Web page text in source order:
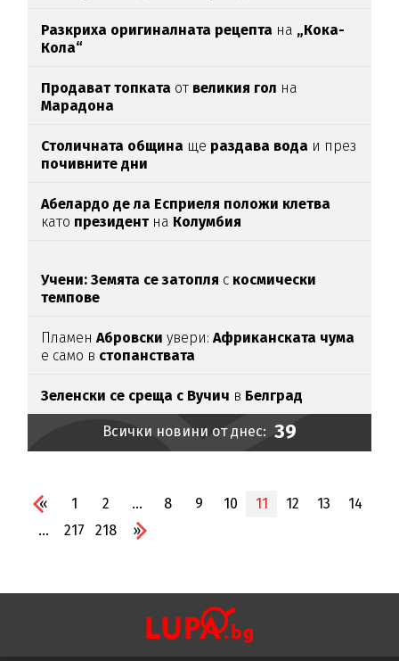
Разкриха оригиналната рецепта на „Кока-
Кола“
Продават топката от великия гол на
Марадона
Столичната община ще раздава вода и през
почивните дни
Абелардо де ла Есприеля положи клетва
като президент на Колумбия
Учени: Земята се затопля с космически
темпове
ПламенАбровски увери:Африканската чума
е само в стопанствата
Зеленски се среща с Вучич в Белград
Всички новини от днес: 39
« 1 2 ... 8 9 10 11 12 13
14
...
217 218 »